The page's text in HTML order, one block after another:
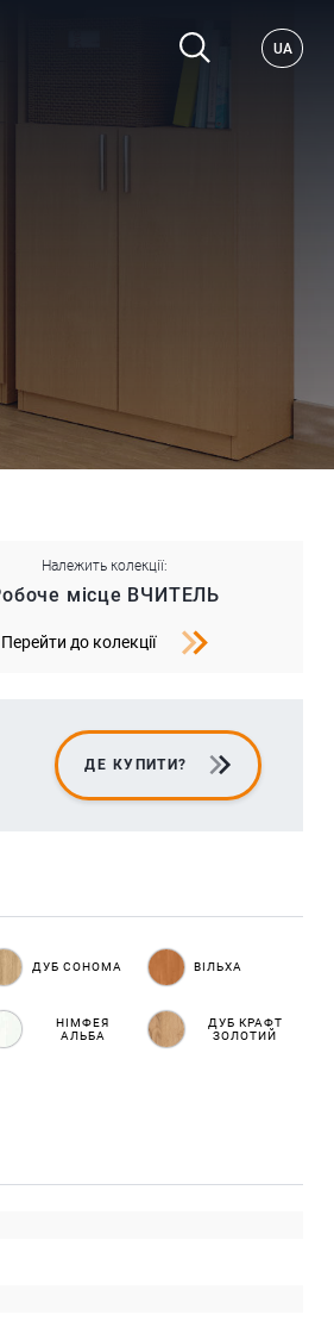
UA
Належить колекції:
місце ВЧИТЕЛЬ
Перейти до колекції
ДЕ КУПИТИ?
ДУБ СОНОМА ВІЛЬХА
НІМФЕЯ
АЛЬБА
ДУБ КРАФТ
ЗОЛОТИЙ